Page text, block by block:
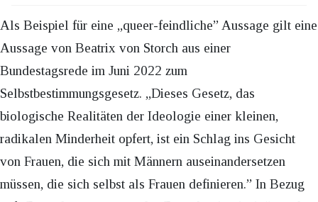
Als Beispiel für eine „queer-feindliche” Aussage gilt eine
Aussage von Beatrix von Storch aus einer
Bundestagsrede im Juni 2022 zum
Selbstbestimmungsgesetz. „Dieses Gesetz, das
biologische Realitäten der Ideologie einer kleinen,
radikalen Minderheit opfert, ist ein Schlag ins Gesicht
von Frauen, die sich mit Männern auseinandersetzen
müssen, die sich selbst als Frauen definieren.” In Bezug